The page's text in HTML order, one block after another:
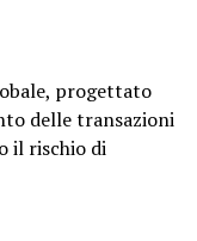
progettato
delle transazioni
il rischio di